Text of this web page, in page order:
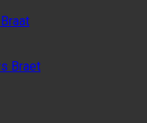
Braet